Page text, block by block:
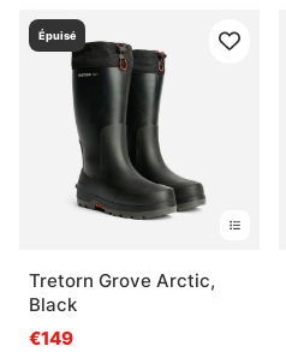
Épuisé
Tretorn Grove Arctic,
Black
€149